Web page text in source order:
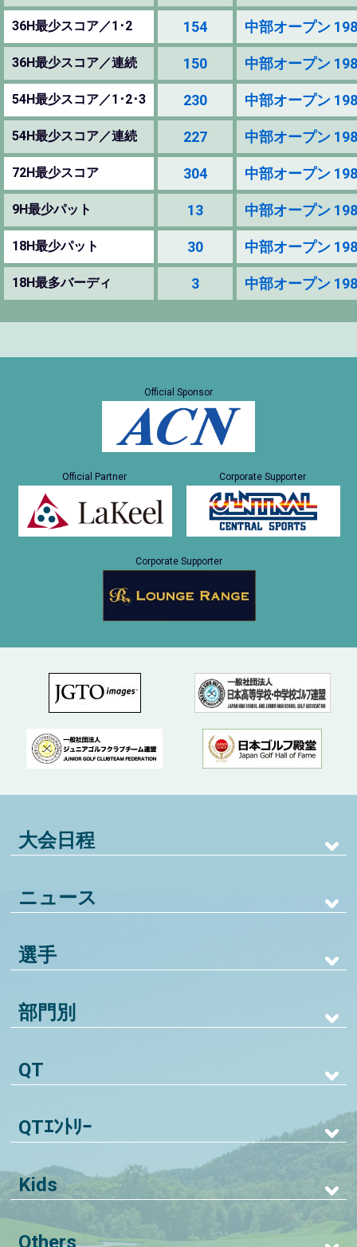
36H最少スコア／1･2 154 中部オープン
36H最少スコア／連続 150 中部オープン
54H最少スコア／1･2･3 230 中部オープン
54H最少スコア／連続 227 中部オープン
72H最少スコア 304 中部オープン
9H最少パット 13 中部オープン
18H最少パット 30 中部オープン
18H最多バーディ 3 中部オープン
Official Sponsor
Official Partner Corporate Supporter
Corporate Supporter
大会日程
ニュース
選手
部門別
QT
QTｴﾝﾄﾘｰ
Kids
Others